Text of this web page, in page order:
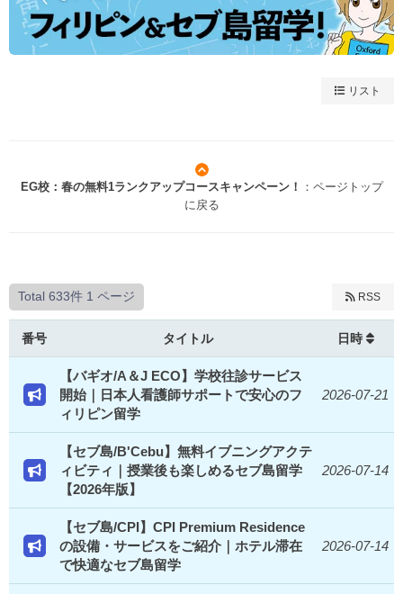
リスト
EG校：春の無料1ランクアップコースキャンペーン！
：ページトップ
に戻る
Total 633件 1 ページ RSS
番号 タイトル 日時
【バギオ/A＆J ECO】学校往診サービス
開始｜日本人看護師サポートで安心のフ
ィリピン留学
2026-07-21
【セブ島/B'Cebu】無料イブニングアクテ
ィビティ｜授業後も楽しめるセブ島留学
【2026年版】
2026-07-14
【セブ島/CPI】CPI Premium Residence
の設備・サービスをご紹介｜ホテル滞在
で快適なセブ島留学
2026-07-14